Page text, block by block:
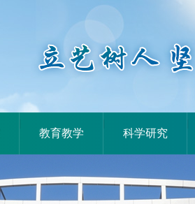
教育教学 科学研究